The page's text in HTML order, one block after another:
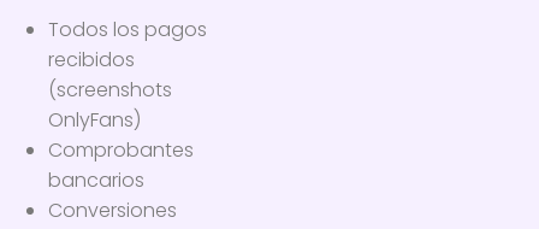
Todos los pagos
recibidos
(screenshots
OnlyFans)
Comprobantes
bancarios
Conversiones